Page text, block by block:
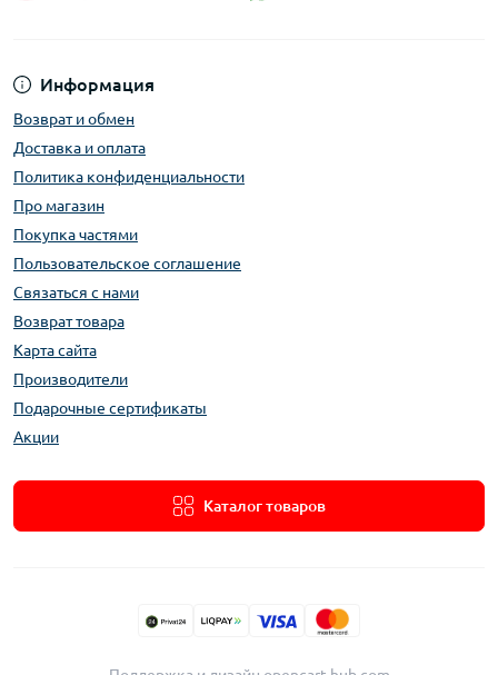
Информация
Возврат и обмен
Доставка и оплата
Политика конфиденциальности
Про магазин
Покупка частями
Пользовательское соглашение
Связаться с нами
Возврат товара
Карта сайта
Производители
Подарочные сертификаты
Акции
Каталог товаров